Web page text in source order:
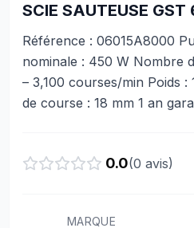
SCIE SAUTEUSE
Référence : 06015A8000
nominale : 450 W Nombre
– 3,100 courses/min Poids
de course : 18 mm 1 an
0.0(0 avis)
MARQUE